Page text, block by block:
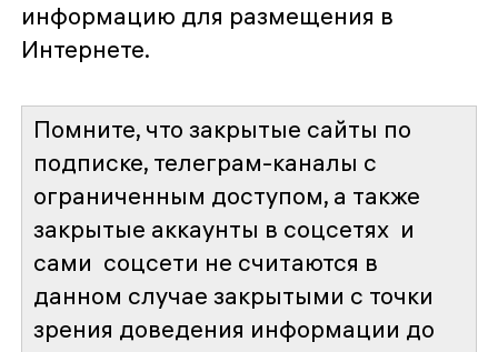
информацию для размещения в
Интернете.
Помните, что закрытые сайты по
подписке, телеграм-каналы с
ограниченным доступом, а также
закрытые аккаунты в соцсетях и
сами соцсети не считаются в
данном случае закрытыми с точки
зрения доведения информации до